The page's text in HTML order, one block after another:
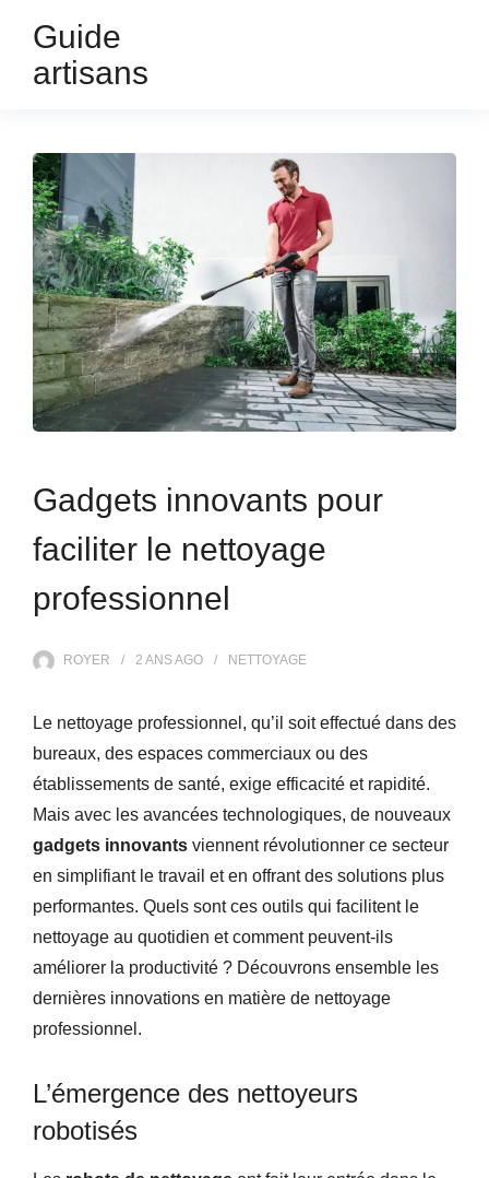
Guide
artisans
Gadgets innovants pour
faciliter le nettoyage
professionnel
ROYER 2 ANSAGO NETTOYAGE
Le nettoyage professionnel, qu’il soit effectué dans des
bureaux, des espaces commerciaux ou des
établissements de santé, exige efficacité et rapidité.
Mais avec les avancées technologiques, de nouveaux
gadgets innovants viennent révolutionner ce secteur
en simplifiant le travail et en offrant des solutions plus
performantes. Quels sont ces outils qui facilitent le
nettoyage au quotidien et comment peuvent-ils
améliorer la productivité ? Découvrons ensemble les
dernières innovations en matière de nettoyage
professionnel.
L’émergence des nettoyeurs
robotisés